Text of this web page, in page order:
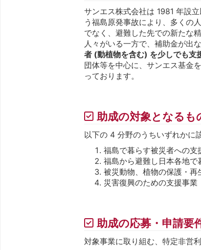
サンエス株式会社は 1981 年設
う福島原発事故により、多くの
でなく、避難した先での新たな
人々がいる一方で、補助金が出
者 (動植物を含む) を少しでも支
団体等を中心に、サンエス基金
っております。
助成の対象となるも
以下の 4 分野のうちいずれかに
福島で暮らす被災者への支
福島から避難し日本各地
被災動物、植物の保護・再
災害復興のための支援事業
助成の応募・申請要
対象事業に取り組む、特定非営